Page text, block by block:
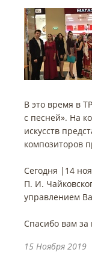
В это время в
с песней». На
искусств
композиторов
Сегодня |14
П. И.
управлением
Спасибо вам
15 Ноября 2019